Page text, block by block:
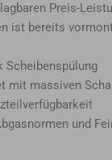
Preis-
ist bereits
Scheibenspülung
mit massiven
und